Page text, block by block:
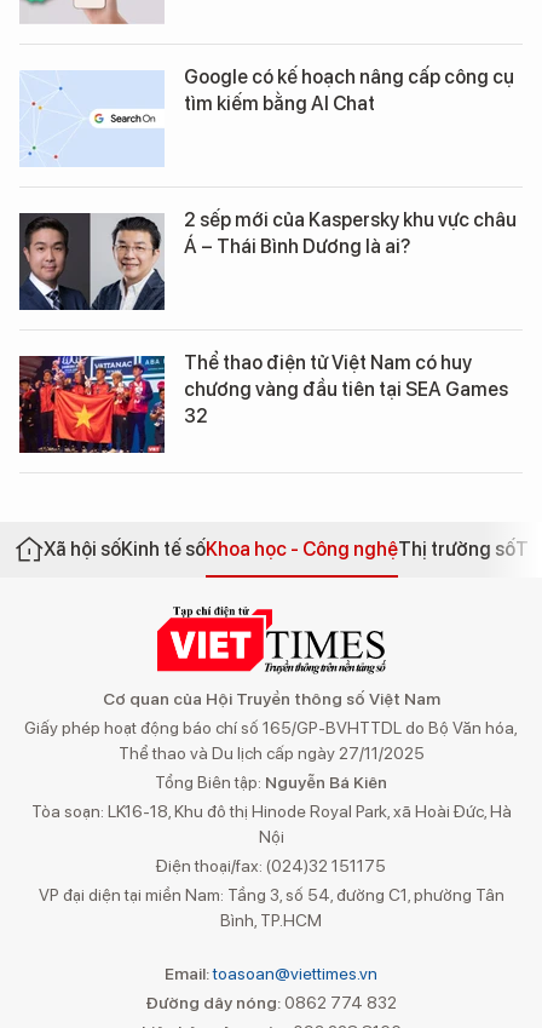
Google có kế hoạch nâng cấp công cụ
tìm kiếm bằng AI Chat
2 sếp mới của Kaspersky khu vực châu
Á – Thái Bình Dương là ai?
Thể thao điện tử Việt Nam có huy
chương vàng đầu tiên tại SEA Games
32
Xã hội sốKinh tế sốKhoa học - Công nghệThị trường số
Cơ quan của Hội Truyền thông số Việt Nam
Giấy phép hoạt động báo chí số 165/GP-BVHTTDL do Bộ Văn hóa,
Thể thao và Du lịch cấp ngày 27/11/2025
Tổng Biên tập: Nguyễn Bá Kiên
Tòa soạn: LK16-18, Khu đô thị Hinode Royal Park, xã Hoài Đức, Hà
Nội
Điện thoại/fax: (024)32 151175
VP đại diện tại miền Nam: Tầng 3, số 54, đường C1, phường Tân
Bình, TP.HCM
Email:toasoan@viettimes.vn
Đường dây nóng: 0862 774 832